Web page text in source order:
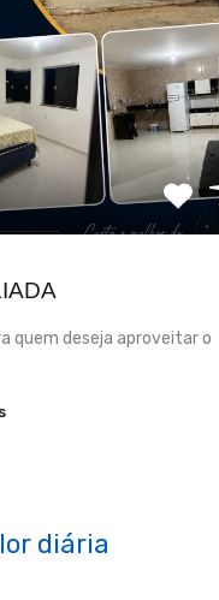
quem deseja aproveitar o
diária